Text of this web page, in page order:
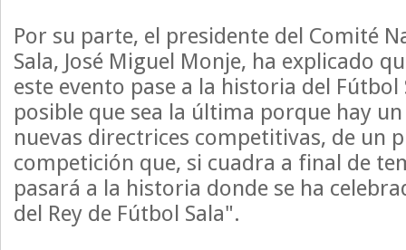
Por su parte, el presidente del Comité
Sala, José Miguel Monje, ha explicado
este evento pase a la historia del Fútbol
posible que sea la última porque hay
nuevas directrices competitivas, de un
competición que, si cuadra a final de
pasará a la historia donde se ha
del Rey de Fútbol Sala".